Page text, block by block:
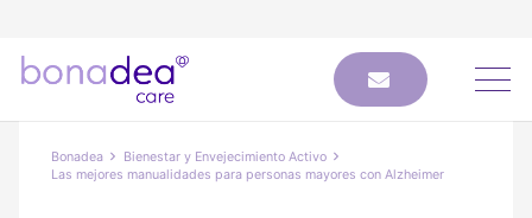
Bonadea
Bienestar y Envejecimiento Activo
Las mejores manualidades para personas mayores con Alzheimer